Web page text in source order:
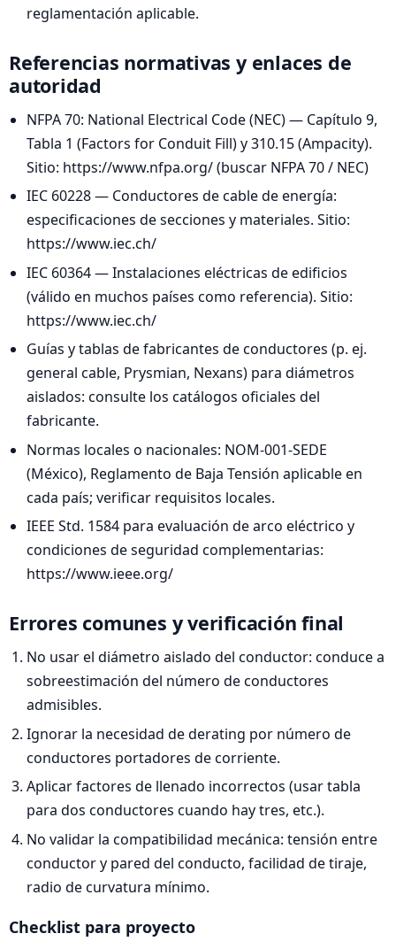
reglamentación aplicable.
Referencias normativas y enlaces de
autoridad
NFPA 70: National Electrical Code (NEC) — Capítulo 9,
Tabla 1 (Factors for Conduit Fill) y 310.15 (Ampacity).
Sitio: https://www.nfpa.org/ (buscar NFPA 70 / NEC)
IEC 60228 — Conductores de cable de energía:
especificaciones de secciones y materiales. Sitio:
https://www.iec.ch/
IEC 60364 — Instalaciones eléctricas de edificios
(válido en muchos países como referencia). Sitio:
https://www.iec.ch/
Guías y tablas de fabricantes de conductores (p. ej.
general cable, Prysmian, Nexans) para diámetros
aislados: consulte los catálogos oficiales del
fabricante.
Normas locales o nacionales: NOM-001-SEDE
(México), Reglamento de Baja Tensión aplicable en
cada país; verificar requisitos locales.
IEEE Std. 1584 para evaluación de arco eléctrico y
condiciones de seguridad complementarias:
https://www.ieee.org/
Errores comunes y verificación final
No usar el diámetro aislado del conductor: conduce a
sobreestimación del número de conductores
admisibles.
Ignorar la necesidad de derating por número de
conductores portadores de corriente.
Aplicar factores de llenado incorrectos (usar tabla
para dos conductores cuando hay tres, etc.).
No validar la compatibilidad mecánica: tensión entre
conductor y pared del conducto, facilidad de tiraje,
radio de curvatura mínimo.
Checklist para proyecto